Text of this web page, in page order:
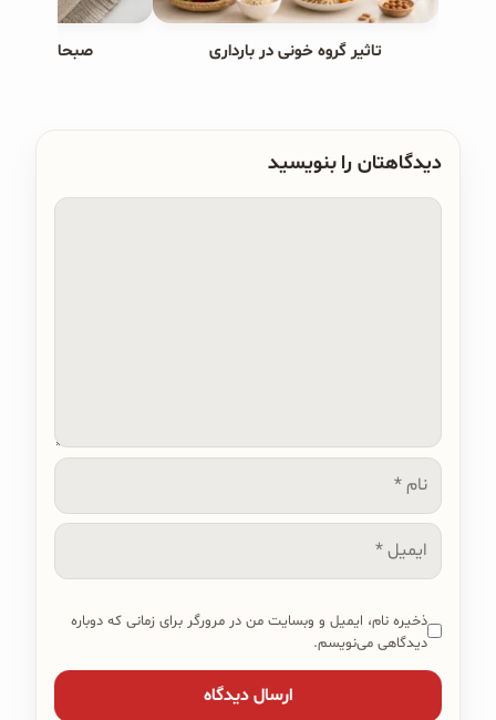
تاثیر گروه خونی در بارداری صبحانه های
دیدگاهتان را بنویسید
نام
ایمیل
ذخیره نام، ایمیل و وبسایت من در مرورگر برای زمانی که دوباره
دیدگاهی می‌نویسم.